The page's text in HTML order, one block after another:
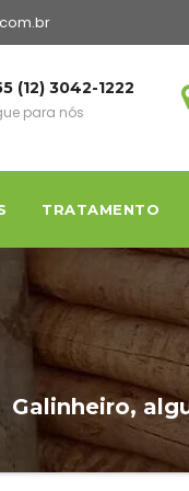
(12) 3042-1222
para nós
TRATAMENTO
Galinheiro,